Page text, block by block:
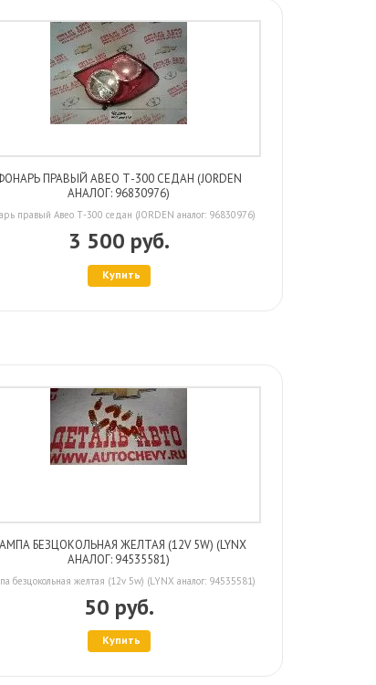
ПРАВЫЙ АВЕО Т-300 СЕДАН (JORDEN
АНАЛОГ: 96830976)
правый Авео Т-300 седан (JORDEN аналог: 96830976)
3 500 руб.
Купить
БЕЗЦОКОЛЬНАЯ ЖЕЛТАЯ (12V 5W) (LYNX
АНАЛОГ: 94535581)
безцокольная желтая (12v 5w) (LYNX аналог: 94535581)
50 руб.
Купить